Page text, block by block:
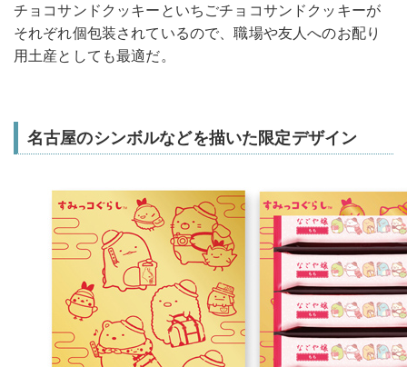
チョコサンドクッキーといちごチョコサンドクッキーが
それぞれ個包装されているので、職場や友人へのお配り
用土産としても最適だ。
名古屋のシンボルなどを描いた限定デザイン